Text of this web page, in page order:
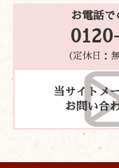
お電話で
（定休日：
当サイトメ
お問い合